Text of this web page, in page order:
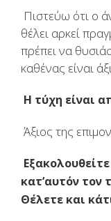
Πιστεύω ότι ο
θέλει αρκεί
πρέπει να
καθένας είναι
Η τύχη είναι
Άξιος της
κατ’αυτόν τον
Θέλετε και